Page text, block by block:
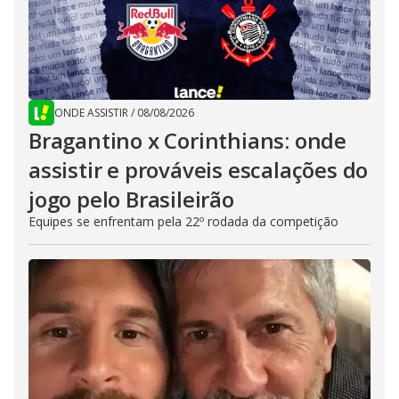
ONDE ASSISTIR/ 08/08/2026
Bragantino x Corinthians: onde
assistir e prováveis escalações do
jogo pelo Brasileirão
Equipes se enfrentam pela 22º rodada da competição